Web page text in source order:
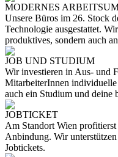
MODERNES
Unsere Büros im 26. Stock
Technologie ausgestattet.
produktives, sondern auch
JOB UND STUDIUM
Wir investieren in Aus- und
MitarbeiterInnen
auch ein Studium und deine
JOBTICKET
Am Standort Wien
Anbindung. Wir
Jobtickets.